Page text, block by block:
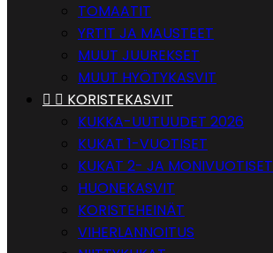
TOMAATIT
YRTIT JA MAUSTEET
MUUT JUUREKSET
MUUT HYÖTYKASVIT
  KORISTEKASVIT
KUKKA-UUTUUDET 2026
KUKAT 1-VUOTISET
KUKAT 2- JA MONIVUOTISET
HUONEKASVIT
KORISTEHEINÄT
VIHERLANNOITUS